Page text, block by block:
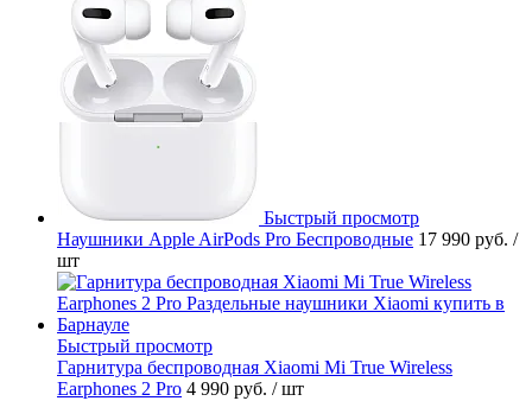
Быстрый просмотр
Наушники Apple AirPods Pro Беспроводные 17 990 руб. /
шт
Быстрый просмотр
Гарнитура беспроводная Xiaomi Mi True Wireless
Earphones 2 Pro 4 990 руб. / шт